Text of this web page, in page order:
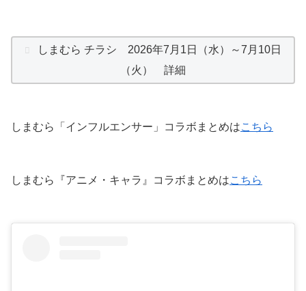
しまむら チラシ 2026年7月1日（水）～7月10日
（火） 詳細
しまむら「インフルエンサー」コラボまとめはこちら
しまむら『アニメ・キャラ』コラボまとめはこちら